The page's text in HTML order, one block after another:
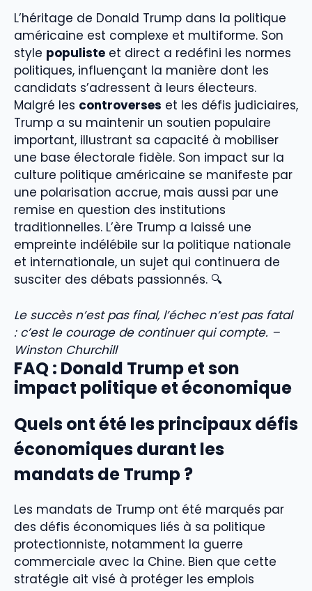
L’héritage de Donald Trump dans la politique
américaine est complexe et multiforme. Son
style populiste et direct a redéfini les normes
politiques, influençant la manière dont les
candidats s’adressent à leurs électeurs.
Malgré les controverses et les défis judiciaires,
Trump a su maintenir un soutien populaire
important, illustrant sa capacité à mobiliser
une base électorale fidèle. Son impact sur la
culture politique américaine se manifeste par
une polarisation accrue, mais aussi par une
remise en question des institutions
traditionnelles. L’ère Trump a laissé une
empreinte indélébile sur la politique nationale
et internationale, un sujet qui continuera de
susciter des débats passionnés. 🔍
Le succès n’est pas final, l’échec n’est pas fatal
: c’est le courage de continuer qui compte. –
Winston Churchill
FAQ : Donald Trump et son
impact politique et économique
Quels ont été les principaux défis
économiques durant les
mandats de Trump ?
Les mandats de Trump ont été marqués par
des défis économiques liés à sa politique
protectionniste, notamment la guerre
commerciale avec la Chine. Bien que cette
stratégie ait visé à protéger les emplois